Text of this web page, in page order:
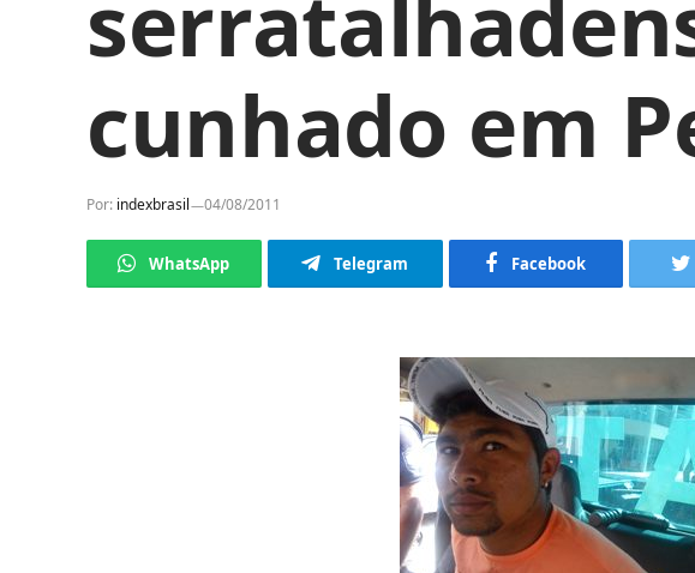
cunhado em
Por: indexbrasil 04/08/2011
WhatsApp Telegram Facebook